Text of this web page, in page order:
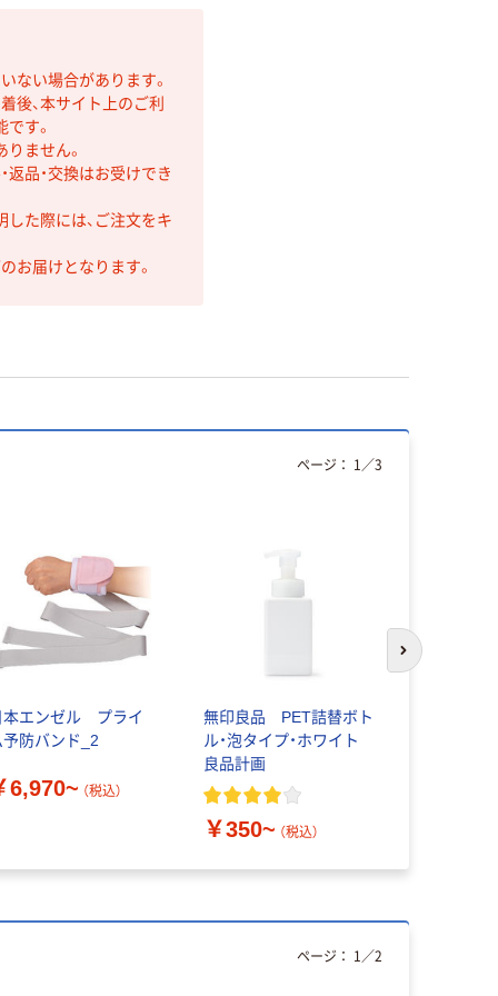
ない場合があります。
後、本サイト上のご利
す。
ません。
返品・交換はお受けでき
た際には、ご注文をキ
お届けとなります。
本エンゼル プライ
予防バンド_2
6,970~ （税込）
無印良品 PET詰替ボト
ル・泡タイプ・ホワイト
良品計画
￥350~ （税込）
ページ： 1 ／3
次のスライド
ページ： 1 ／2